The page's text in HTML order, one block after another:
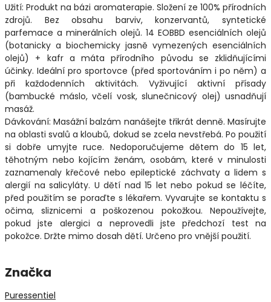
Užití: Produkt na bázi aromaterapie. Složení ze 100% přírodních
zdrojů. Bez obsahu barviv, konzervantů, syntetické
parfemace a minerálních olejů. 14 EOBBD esenciálních olejů
(botanicky a biochemicky jasně vymezených esenciálních
olejů) + kafr a máta přírodního původu se zklidňujícími
účinky. Ideální pro sportovce (před sportováním i po něm) a
při každodenních aktivitách. Vyživující aktivní přísady
(bambucké máslo, včelí vosk, slunečnicový olej) usnadňují
masáž.
Dávkování: Masážní balzám nanášejte třikrát denně. Masírujte
na oblasti svalů a kloubů, dokud se zcela nevstřebá. Po použití
si dobře umyjte ruce. Nedoporučujeme dětem do 15 let,
těhotným nebo kojícím ženám, osobám, které v minulosti
zaznamenaly křečové nebo epileptické záchvaty a lidem s
alergií na salicyláty. U dětí nad 15 let nebo pokud se léčíte,
před použitím se poraďte s lékařem. Vyvarujte se kontaktu s
očima, sliznicemi a poškozenou pokožkou. Nepoužívejte,
pokud jste alergici a neprovedli jste předchozí test na
pokožce. Držte mimo dosah dětí. Určeno pro vnější použití.
Značka
Puressentiel